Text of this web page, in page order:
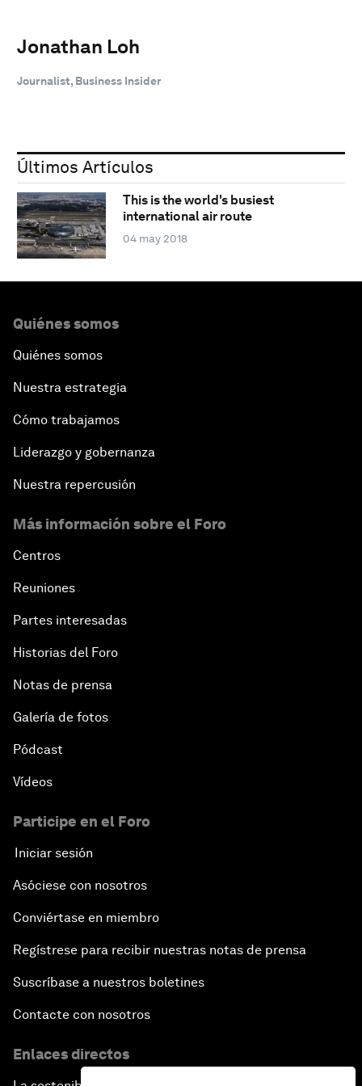
Jonathan Loh
Journalist, Business Insider
Últimos Artículos
This is the world's busiest
international air route
04 may 2018
Quiénes somos
Quiénes somos
Nuestra estrategia
Cómo trabajamos
Liderazgo y gobernanza
Nuestra repercusión
Más información sobre el Foro
Centros
Reuniones
Partes interesadas
Historias del Foro
Notas de prensa
Galería de fotos
Pódcast
Vídeos
Participe en el Foro
Iniciar sesión
Asóciese con nosotros
Conviértase en miembro
Regístrese para recibir nuestras notas de prensa
Suscríbase a nuestros boletines
Contacte con nosotros
Enlaces directos